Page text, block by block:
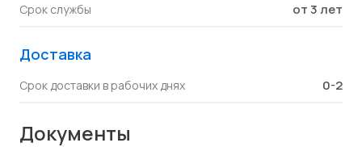
Срок службы от 3 лет
Доставка
Срок доставки в рабочих днях 0-2
Документы